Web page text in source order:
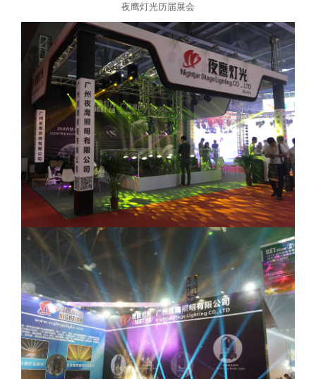
夜鹰灯光历届展会